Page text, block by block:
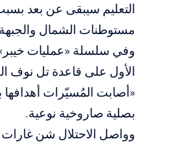
التعليم سيبقى عن بعد
مستوطنات الشمال والجبهة
وفي سلسلة «عمليات
الأول على قاعدة تل نوف
«أصابت المُسيّرات
بصلية صاروخية نوعية.
وواصل الاحتلال شن غارات